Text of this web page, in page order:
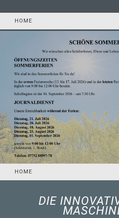
HOME
HOME
DIE